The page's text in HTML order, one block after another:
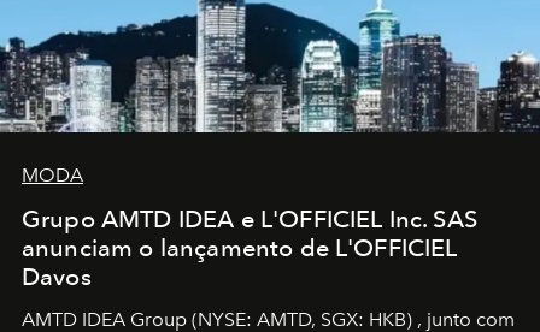
MODA
Grupo AMTD IDEA e L'OFFICIEL Inc. SAS
anunciam o lançamento de L'OFFICIEL
Davos
AMTD IDEA Group (NYSE: AMTD, SGX: HKB) , junto com